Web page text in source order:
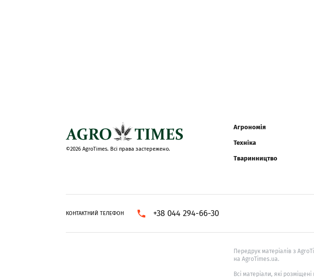
©2026 AgroTimes. Всі права застережено.
Агрономія
Техніка
Тваринництво
КОНТАКТНИЙ ТЕЛЕФОН +38 044 294-66-30
Передрук матеріалів з
на AgroTimes.ua.
Всі матеріали, які